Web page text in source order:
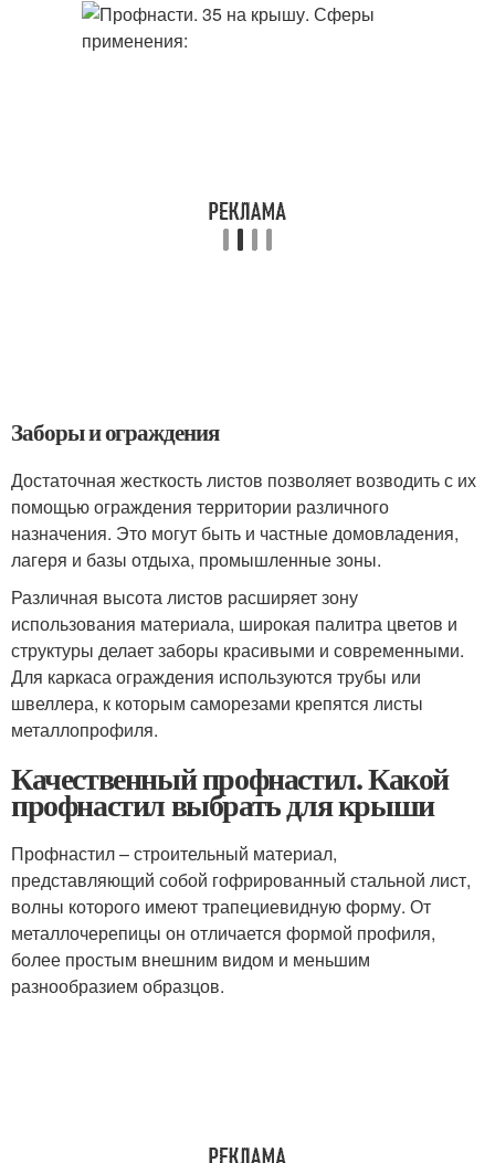
Заборы и ограждения
Достаточная жесткость листов позволяет возводить с их
помощью ограждения территории различного
назначения. Это могут быть и частные домовладения,
лагеря и базы отдыха, промышленные зоны.
Различная высота листов расширяет зону
использования материала, широкая палитра цветов и
структуры делает заборы красивыми и современными.
Для каркаса ограждения используются трубы или
швеллера, к которым саморезами крепятся листы
металлопрофиля.
Качественный профнастил. Какой
профнастил выбрать для крыши
Профнастил – строительный материал,
представляющий собой гофрированный стальной лист,
волны которого имеют трапециевидную форму. От
металлочерепицы он отличается формой профиля,
более простым внешним видом и меньшим
разнообразием образцов.